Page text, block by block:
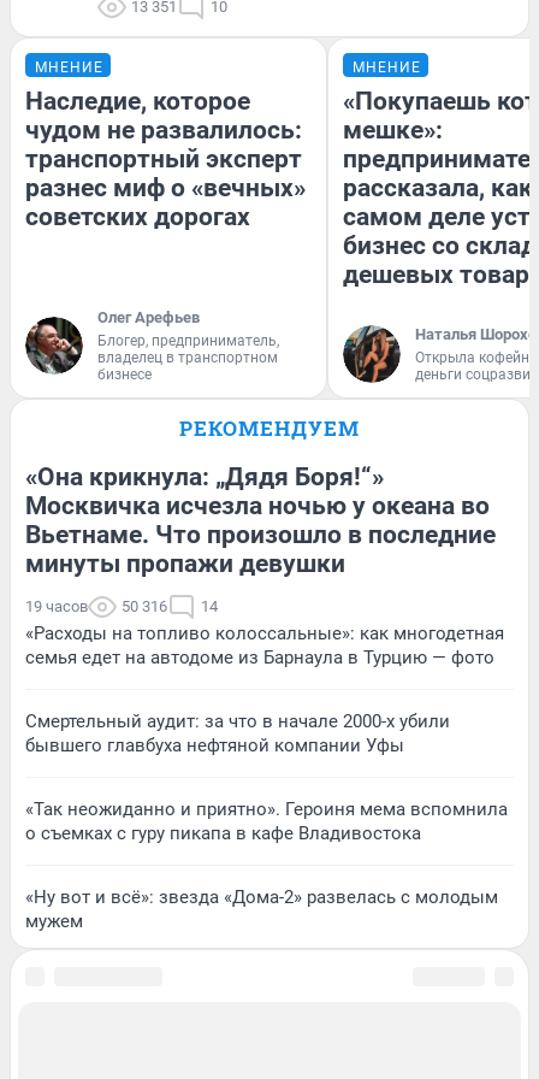
13 351 10
МНЕНИЕ
Наследие, которое
чудом не развалилось:
транспортный эксперт
разнес миф о «вечных»
советских дорогах
Олег Арефьев
Блогер, предприниматель,
владелец в транспортном
бизнесе
МНЕНИЕ
«Покупаешь
мешке»:
рассказала, как
самом деле
бизнес со
дешевых
Наталья
Открыла
деньги
РЕКОМЕНДУЕМ
«Она крикнула: „Дядя Боря!“»
Москвичка исчезла ночью у океана во
Вьетнаме. Что произошло в последние
минуты пропажи девушки
19 часов 50 316 14
«Расходы на топливо колоссальные»: как многодетная
семья едет на автодоме из Барнаула в Турцию — фото
Смертельный аудит: за что в начале 2000-х убили
бывшего главбуха нефтяной компании Уфы
«Так неожиданно и приятно». Героиня мема вспомнила
о съемках с гуру пикапа в кафе Владивостока
«Ну вот и всё»: звезда «Дома-2» развелась с молодым
мужем